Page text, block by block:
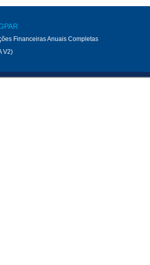
Financeiras Anuais Completas
V2)